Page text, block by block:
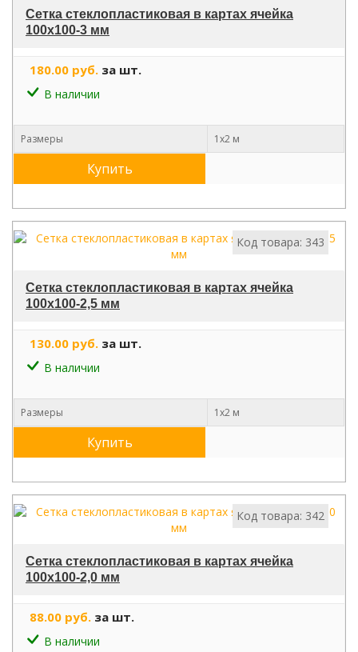
Сетка стеклопластиковая в картах ячейка
100х100-3 мм
180.00 руб. за шт.
В наличии
Размеры 1х2 м
Купить
Код товара: 343
Сетка стеклопластиковая в картах ячейка
100х100-2,5 мм
130.00 руб. за шт.
В наличии
Размеры 1х2 м
Купить
Код товара: 342
Сетка стеклопластиковая в картах ячейка
100х100-2,0 мм
88.00 руб. за шт.
В наличии